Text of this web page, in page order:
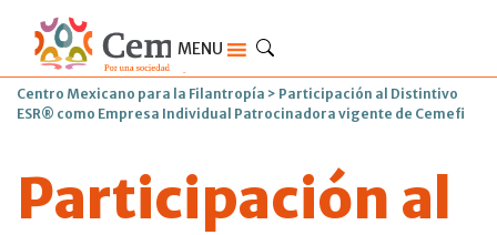
MENU
Centro Mexicano para la Filantropía > Participación al Distintivo
ESR® como Empresa Individual Patrocinadora vigente de Cemefi
Participación al